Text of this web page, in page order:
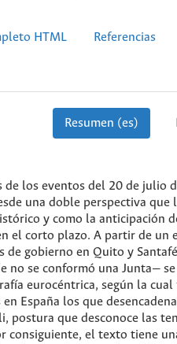
HTML Referencias
Resumen (es)
de los eventos del 20 de julio
una doble perspectiva que
y como la anticipación
el corto plazo. A partir de un
de gobierno en Quito y
no se conformó una Junta—
eurocéntrica, según la
España los que
postura que desconoce las
consiguiente, el texto tiene